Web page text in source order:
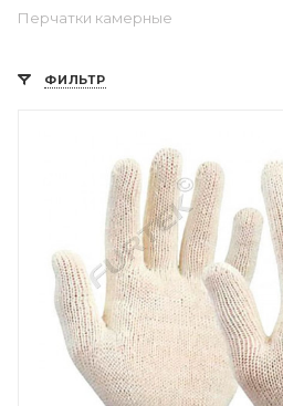
Перчатки камерные
ФИЛЬТР